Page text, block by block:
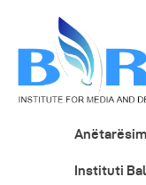
Instituti